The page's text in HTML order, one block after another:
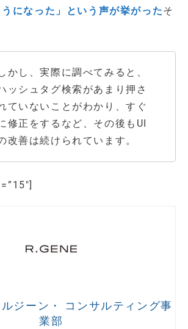
になった」という声が挙がったそ
かし、実際に調べてみると、
ッシュタグ検索があまり押さ
ていないことがわかり、すぐ
修正をするなど、その後もUI
改善は続けられています。
ジーン・ コンサルティング事
業部